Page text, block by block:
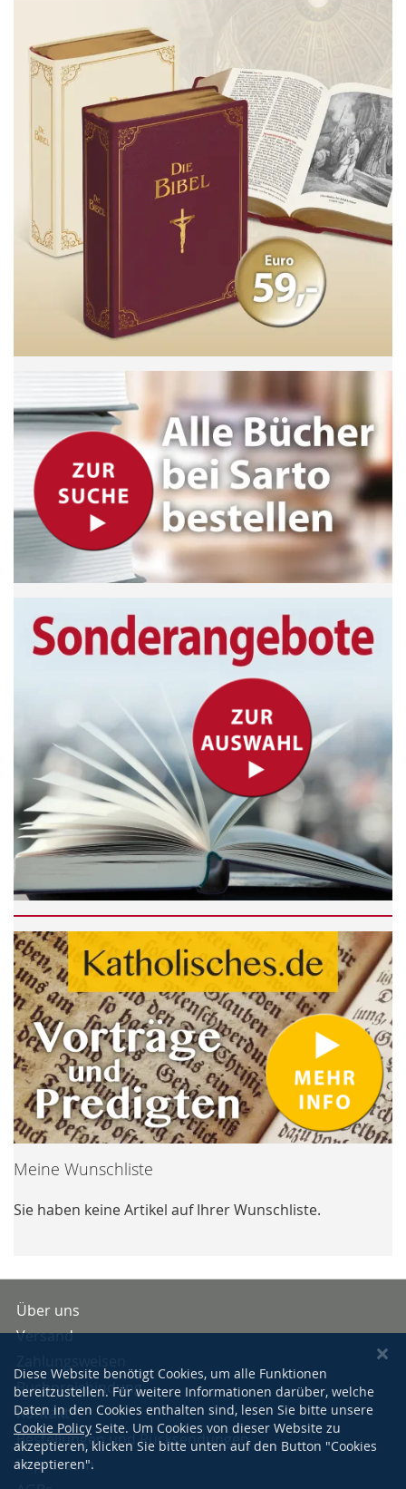
Meine Wunschliste
Sie haben keine Artikel auf Ihrer Wunschliste.
Über uns
Versand
Buchpreisbindung
Kontakt
Bestellungen und Rücksendungen
Impressum
Diese Website benötigt Cookies, um alle Funktionen
bereitzustellen. Für weitere Informationen darüber, welche
Daten in den Cookies enthalten sind, lesen Sie bitte unsere
Cookie Policy Seite. Um Cookies von dieser Website zu
akzeptieren, klicken Sie bitte unten auf den Button "Cookies
akzeptieren".